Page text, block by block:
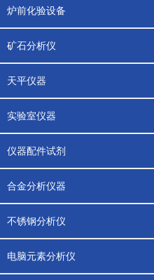
炉前化验设备
矿石分析仪
天平仪器
实验室仪器
仪器配件试剂
合金分析仪器
不锈钢分析仪
电脑元素分析仪